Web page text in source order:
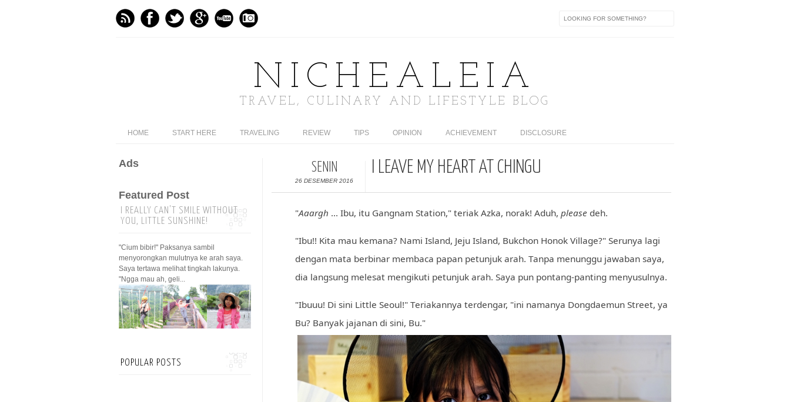
NICHEALEIA
TRAVEL, CULINARY AND LIFESTYLE BLOG
HOME START HERE TRAVELING REVIEW TIPS OPINION ACHIEVEMENT DISCLOSURE
SENIN
26 DESEMBER 2016
I LEAVE MY HEART AT CHINGU
"Aaargh ... Ibu, itu Gangnam Station," teriak Azka, norak! Aduh, please deh.
"Ibu!! Kita mau kemana? Nami Island, Jeju Island, Bukchon Honok Village?" Serunya lagi
dengan mata berbinar membaca papan petunjuk arah. Tanpa menunggu jawaban saya,
dia langsung melesat mengikuti petunjuk arah. Saya pun pontang-panting menyusulnya.
"Ibuuu! Di sini Little Seoul!" Teriakannya terdengar, "ini namanya Dongdaemun Street, ya
Bu? Banyak jajanan di sini, Bu."
Ads
Featured Post
I REALLY CAN'T SMILE WITHOUT
YOU, LITTLE SUNSHINE!
"Cium bibir!" Paksanya sambil
menyorongkan mulutnya ke arah saya.
Saya tertawa melihat tingkah lakunya.
"Ngga mau ah, geli...
POPULAR POSTS